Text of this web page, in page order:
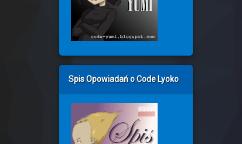
Spis Opowiadań o Code Lyoko